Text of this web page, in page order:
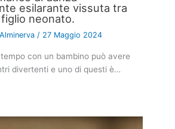
esilarante vissuta tra
neonato.
/ 27 Maggio 2024
con un bambino può avere
divertenti e uno di questi è…